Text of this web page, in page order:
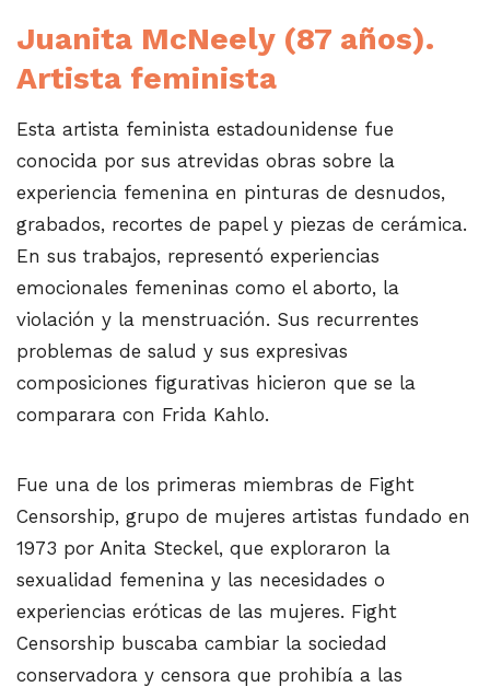
Juanita McNeely(87 años).
Artista feminista
Esta artista feminista estadounidense fue
conocida por sus atrevidas obras sobre la
experiencia femenina en pinturas de desnudos,
grabados, recortes de papel y piezas de cerámica.
En sus trabajos, representó experiencias
emocionales femeninas como el aborto, la
violación y la menstruación.​ Sus recurrentes
problemas de salud y sus expresivas
composiciones figurativas hicieron que se la
comparara con Frida Kahlo.
Fue una de los primeras miembras de Fight
Censorship, grupo de mujeres artistas fundado en
1973 por Anita Steckel, que exploraron la
sexualidad femenina y las necesidades o
experiencias eróticas de las mujeres. Fight
Censorship buscaba cambiar la sociedad
conservadora y censora que prohibía a las